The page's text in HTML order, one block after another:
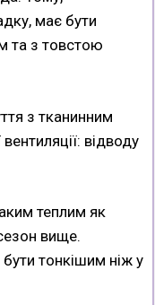
має бути
та з товстою
з тканинним
відводу
теплим як
вище.
тонкішим ніж у